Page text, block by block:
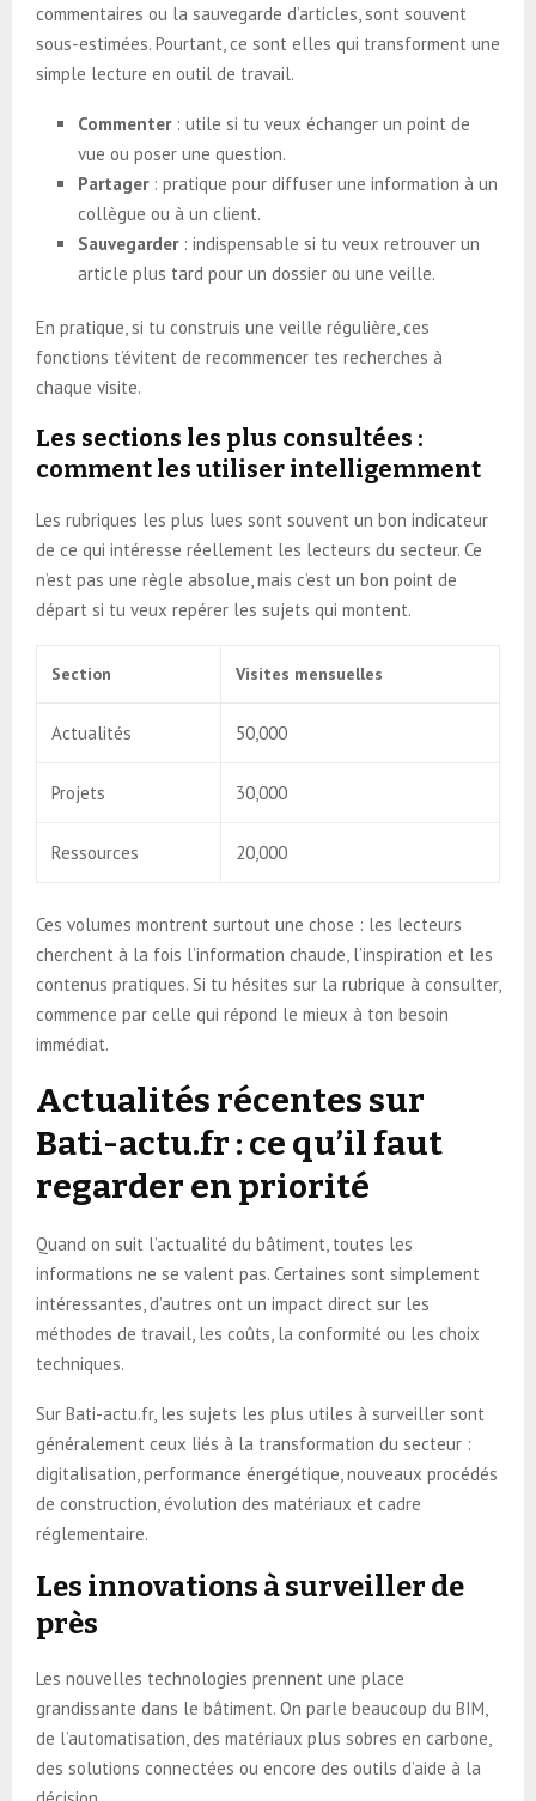
commentaires ou la sauvegarde d’articles, sont souvent
sous-estimées. Pourtant, ce sont elles qui transforment une
simple lecture en outil de travail.
Commenter: utile si tu veux échanger un point de
vue ou poser une question.
Partager: pratique pour diffuser une information à un
collègue ou à un client.
Sauvegarder: indispensable si tu veux retrouver un
article plus tard pour un dossier ou une veille.
En pratique, si tu construis une veille régulière, ces
fonctions t’évitent de recommencer tes recherches à
chaque visite.
Les sections les plus consultées :
comment les utiliser intelligemment
Les rubriques les plus lues sont souvent un bon indicateur
de ce qui intéresse réellement les lecteurs du secteur. Ce
n’est pas une règle absolue, mais c’est un bon point de
départ si tu veux repérer les sujets qui montent.
Section Visites mensuelles
Actualités 50,000
Projets 30,000
Ressources 20,000
Ces volumes montrent surtout une chose : les lecteurs
cherchent à la fois l’information chaude, l’inspiration et les
contenus pratiques. Si tu hésites sur la rubrique à consulter,
commence par celle qui répond le mieux à ton besoin
immédiat.
Actualités récentes sur
Bati-actu.fr : ce qu’il faut
regarder en priorité
Quand on suit l’actualité du bâtiment, toutes les
informations ne se valent pas. Certaines sont simplement
intéressantes, d’autres ont un impact direct sur les
méthodes de travail, les coûts, la conformité ou les choix
techniques.
Sur Bati-actu.fr, les sujets les plus utiles à surveiller sont
généralement ceux liés à la transformation du secteur :
digitalisation, performance énergétique, nouveaux procédés
de construction, évolution des matériaux et cadre
réglementaire.
Les innovations à surveiller de
près
Les nouvelles technologies prennent une place
grandissante dans le bâtiment. On parle beaucoup du BIM,
de l’automatisation, des matériaux plus sobres en carbone,
des solutions connectées ou encore des outils d’aide à la